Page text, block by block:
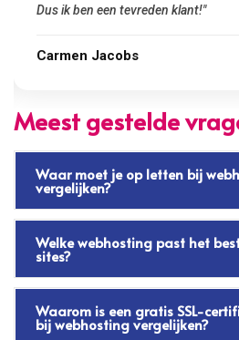
james van oranje
Meest gestelde
Waar moet je op letten bij
vergelijken?
Welke webhosting past het
sites?
Waarom is een gratis SSL-
bij webhosting vergelijken?